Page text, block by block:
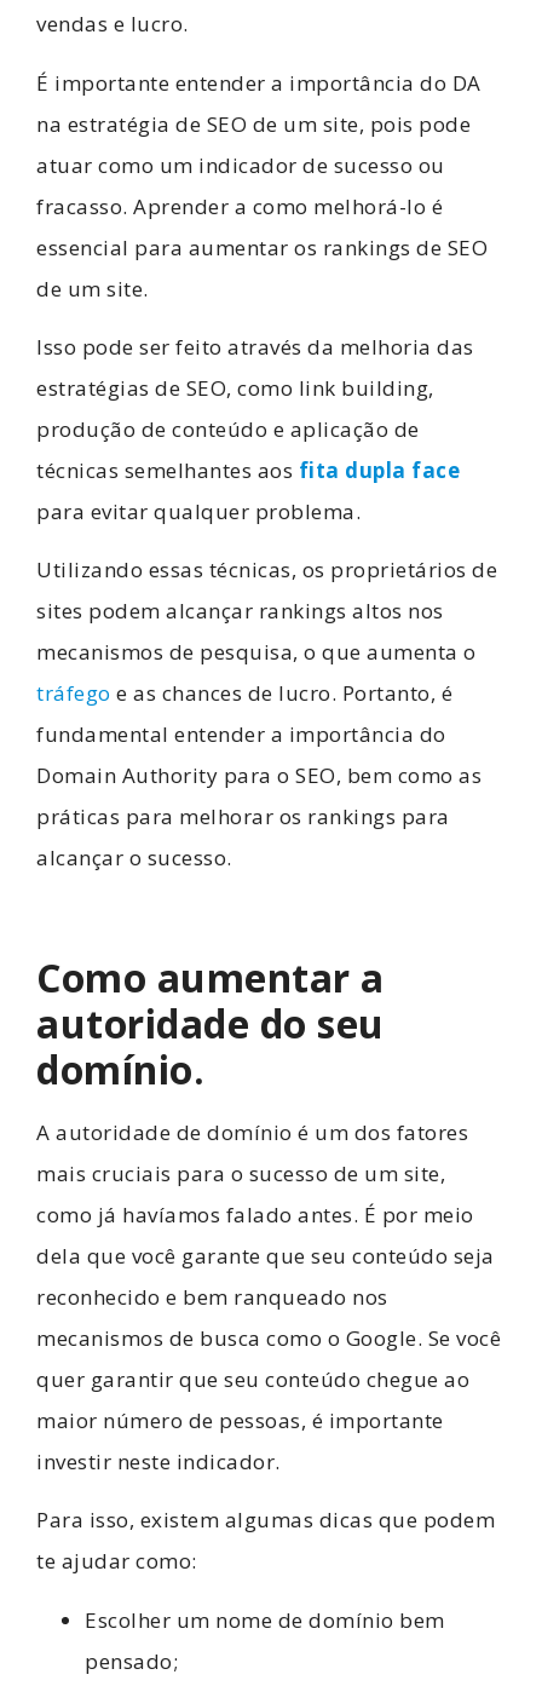
vendas e lucro.
É importante entender a importância do DA
na estratégia de SEO de um site, pois pode
atuar como um indicador de sucesso ou
fracasso. Aprender a como melhorá-lo é
essencial para aumentar os rankings de SEO
de um site.
Isso pode ser feito através da melhoria das
estratégias de SEO, como link building,
produção de conteúdo e aplicação de
técnicas semelhantes aos fita dupla face
para evitar qualquer problema.
Utilizando essas técnicas, os proprietários de
sites podem alcançar rankings altos nos
mecanismos de pesquisa, o que aumenta o
tráfego e as chances de lucro. Portanto, é
fundamental entender a importância do
Domain Authority para o SEO, bem como as
práticas para melhorar os rankings para
alcançar o sucesso.
Como aumentar a
autoridade do seu
domínio.
A autoridade de domínio é um dos fatores
mais cruciais para o sucesso de um site,
como já havíamos falado antes. É por meio
dela que você garante que seu conteúdo seja
reconhecido e bem ranqueado nos
mecanismos de busca como o Google. Se você
quer garantir que seu conteúdo chegue ao
maior número de pessoas, é importante
investir neste indicador.
Para isso, existem algumas dicas que podem
te ajudar como:
Escolher um nome de domínio bem
pensado;